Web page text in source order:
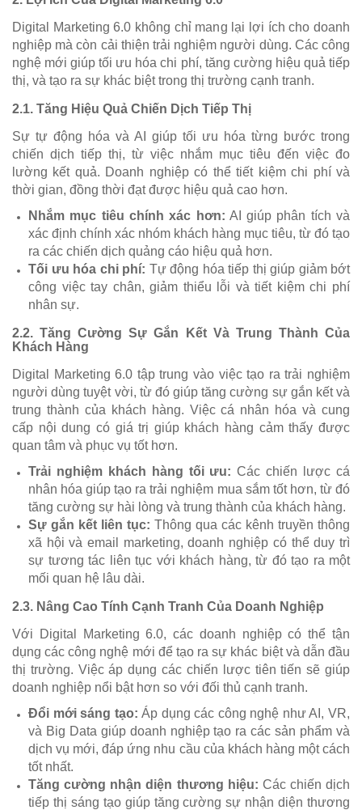
Digital Marketing 6.0 không chỉ mang lại lợi ích cho doanh
nghiệp mà còn cải thiện trải nghiệm người dùng. Các công
nghệ mới giúp tối ưu hóa chi phí, tăng cường hiệu quả tiếp
thị, và tạo ra sự khác biệt trong thị trường cạnh tranh.
2.1. Tăng Hiệu Quả Chiến Dịch Tiếp Thị
Sự tự động hóa và AI giúp tối ưu hóa từng bước trong
chiến dịch tiếp thị, từ việc nhắm mục tiêu đến việc đo
lường kết quả. Doanh nghiệp có thể tiết kiệm chi phí và
thời gian, đồng thời đạt được hiệu quả cao hơn.
Nhắm mục tiêu chính xác hơn: AI giúp phân tích và
xác định chính xác nhóm khách hàng mục tiêu, từ đó tạo
ra các chiến dịch quảng cáo hiệu quả hơn.
Tối ưu hóa chi phí: Tự động hóa tiếp thị giúp giảm bớt
công việc tay chân, giảm thiểu lỗi và tiết kiệm chi phí
nhân sự.
2.2.Tăng Cường Sự Gắn Kết Và Trung Thành Của
Khách Hàng
Digital Marketing 6.0 tập trung vào việc tạo ra trải nghiệm
người dùng tuyệt vời, từ đó giúp tăng cường sự gắn kết và
trung thành của khách hàng. Việc cá nhân hóa và cung
cấp nội dung có giá trị giúp khách hàng cảm thấy được
quan tâm và phục vụ tốt hơn.
Trải nghiệm khách hàng tối ưu: Các chiến lược cá
nhân hóa giúp tạo ra trải nghiệm mua sắm tốt hơn, từ đó
tăng cường sự hài lòng và trung thành của khách hàng.
Sự gắn kết liên tục: Thông qua các kênh truyền thông
xã hội và email marketing, doanh nghiệp có thể duy trì
sự tương tác liên tục với khách hàng, từ đó tạo ra một
mối quan hệ lâu dài.
2.3. Nâng Cao Tính Cạnh Tranh Của Doanh Nghiệp
Với Digital Marketing 6.0, các doanh nghiệp có thể tận
dụng các công nghệ mới để tạo ra sự khác biệt và dẫn đầu
thị trường. Việc áp dụng các chiến lược tiên tiến sẽ giúp
doanh nghiệp nổi bật hơn so với đối thủ cạnh tranh.
Đổi mới sáng tạo: Áp dụng các công nghệ như AI, VR,
và Big Data giúp doanh nghiệp tạo ra các sản phẩm và
dịch vụ mới, đáp ứng nhu cầu của khách hàng một cách
tốt nhất.
Tăng cường nhận diện thương hiệu: Các chiến dịch
tiếp thị sáng tạo giúp tăng cường sự nhận diện thương